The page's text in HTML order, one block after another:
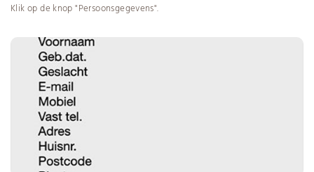
Klik op de knop "Persoonsgegevens".